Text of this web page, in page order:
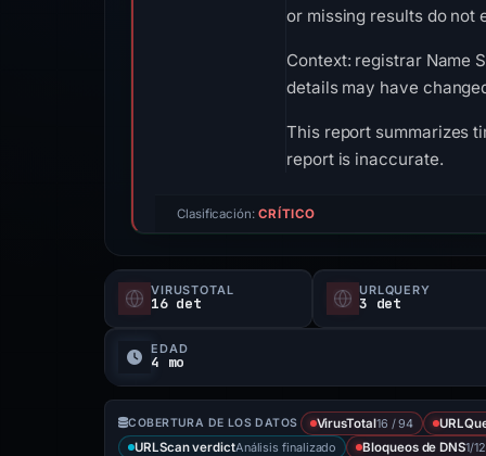
or missing results do not
Context: registrar Name
details may have
This report summarizes
report is inaccurate.
Clasificación: CRÍTICO
VIRUSTOTAL
16 det
URLQUERY
3 det
EDAD
4 mo
COBERTURA DE LOS DATOS VirusTotal16 / 94
URLScan verdictAnálisis finalizado Bloqueos de DNS1/12